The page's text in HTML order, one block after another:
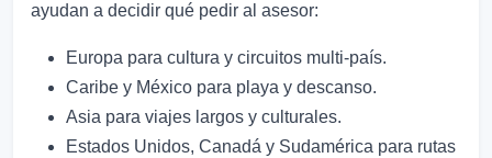
ayudan a decidir qué pedir al asesor:
Europa para cultura y circuitos multi-país.
Caribe y México para playa y descanso.
Asia para viajes largos y culturales.
Estados Unidos, Canadá y Sudamérica para rutas